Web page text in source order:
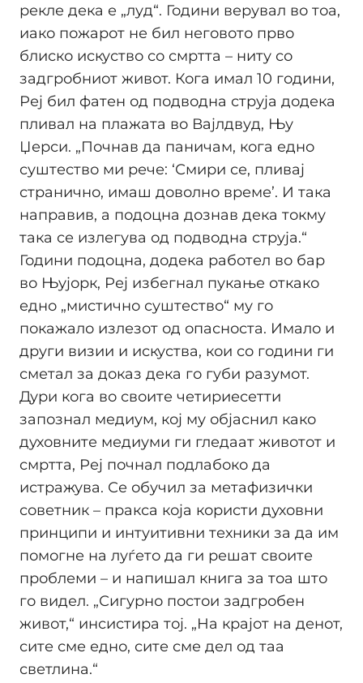
рекле дека е „луд“. Години верувал во тоа,
иако пожарот не бил неговото прво
блиско искуство со смртта – ниту со
задгробниот живот. Кога имал 10 години,
Реј бил фатен од подводна струја додека
пливал на плажата во Вајлдвуд, Њу
Џерси. „Почнав да паничам, кога едно
суштество ми рече: ‘Смири се, пливај
странично, имаш доволно време’. И така
направив, а подоцна дознав дека токму
така се излегува од подводна струја.“
Години подоцна, додека работел во бар
во Њујорк, Реј избегнал пукање откако
едно „мистично суштество“ му го
покажало излезот од опасноста. Имало и
други визии и искуства, кои со години ги
сметал за доказ дека го губи разумот.
Дури кога во своите четириесетти
запознал медиум, кој му објаснил како
духовните медиуми ги гледаат животот и
смртта, Реј почнал подлабоко да
истражува. Се обучил за метафизички
советник – пракса која користи духовни
принципи и интуитивни техники за да им
помогне на луѓето да ги решат своите
проблеми – и напишал книга за тоа што
го видел. „Сигурно постои задгробен
живот,“ инсистира тој. „На крајот на денот,
сите сме едно, сите сме дел од таа
светлина.“